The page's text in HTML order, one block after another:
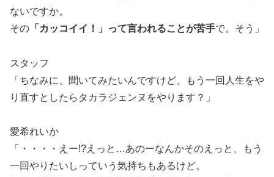
ないですか。
その 「カッコイイ！」って言われることが苦手で。そう」
スタッフ
「ちなみに、聞いてみたいんですけど、もう一回人生をや
り直すとしたらタカラジェンヌをやります？」
愛希れいか
「・・・・えー!?えっと…あのーなんかそのえっと、もう
一回やりたいしっていう気持ちもあるけど。